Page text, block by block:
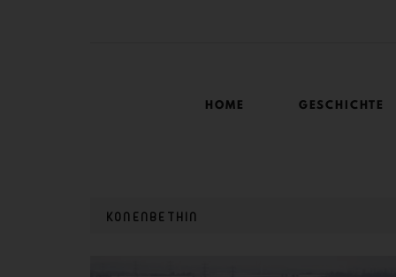
HOME GESCHICHTE
KONENBETHIN